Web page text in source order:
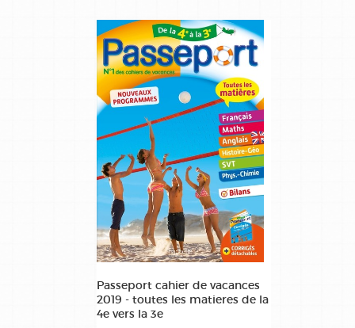
Passeport cahier de vacances
2019 - toutes les matieres de la
4e vers la 3e